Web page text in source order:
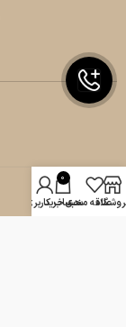
علاقه مندی
0
سبد خرید
حساب کاربری من